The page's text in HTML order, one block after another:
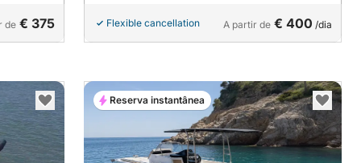
de € 375 Flexible cancellation A partir de € 400 /dia
Reserva instantânea